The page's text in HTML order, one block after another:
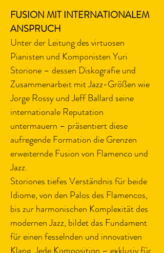
FUSION MIT INTERNATIONALEM
ANSPRUCH
Unter der Leitung des virtuosen
Pianisten und Komponisten Yuri
Storione – dessen Diskografie und
Zusammenarbeit mit Jazz-Größen wie
Jorge Rossy und Jeff Ballard seine
internationale Reputation
untermauern – präsentiert diese
aufregende Formation die Grenzen
erweiternde Fusion von Flamenco und
Jazz.
Storiones tiefes Verständnis für beide
Idiome, von den Palos des Flamencos,
bis zur harmonischen Komplexität des
modernen Jazz, bildet das Fundament
für einen fesselnden und innovativen